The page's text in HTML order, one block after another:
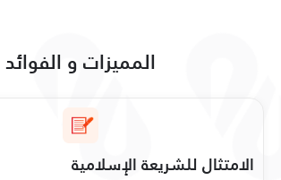
المميزات و الفوائد
الامتثال للشريعة الإسلامية